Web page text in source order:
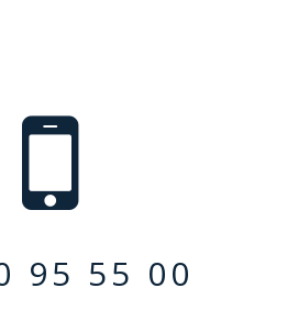
95 55 00